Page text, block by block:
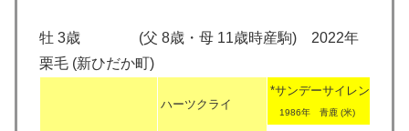
牡 3歳 (父 8歳・母 11歳時産駒) 2022年
栗毛 (新ひだか町)
ハーツクライ
*サンデーサイレンス
1986年 青鹿 (米)